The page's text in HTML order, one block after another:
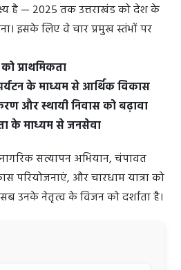
है — 2025 तक उत्तराखंड को देश के
इसके लिए वे चार प्रमुख स्तंभों पर
प्राथमिकता
के माध्यम से आर्थिक विकास
और स्थायी निवास को बढ़ावा
के माध्यम से जनसेवा
सत्यापन अभियान, चंपावत
परियोजनाएं, और चारधाम यात्रा को
उनके नेतृत्व के विजन को दर्शाता है।